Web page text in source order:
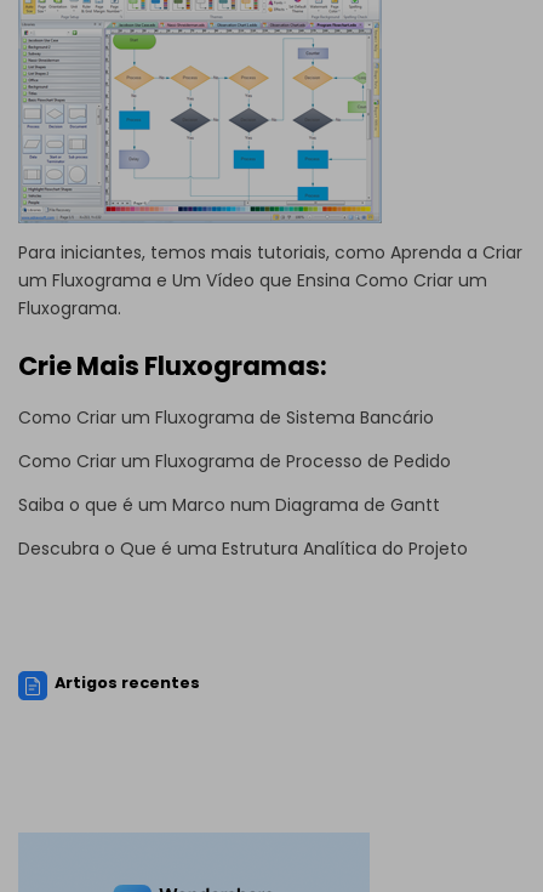
Para iniciantes, temos mais tutoriais, como Aprenda a Criar
um Fluxograma e Um Vídeo que Ensina Como Criar um
Fluxograma.
Crie Mais Fluxogramas:
Como Criar um Fluxograma de Sistema Bancário
Como Criar um Fluxograma de Processo de Pedido
Saiba o que é um Marco num Diagrama de Gantt
Descubra o Que é uma Estrutura Analítica do Projeto
Artigos recentes